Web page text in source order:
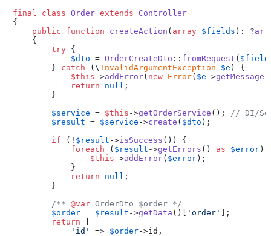
final
class Order extends
Controller
{
public
function createAction ( array $fields ): ?
{
try {
$dto = OrderCreateDto :: fromRequest (
        }
catch (\ InvalidArgumentException $e ) {
$this ->addError( new Error( $e ->getMessage
return
null ;
        }
$service = $this ->getOrderService ();
// DI/
$result = $service ->create ( $dto );
if (! $result ->isSuccess ()) {
foreach ( $result ->getErrors () as $error)
$this ->addError( $error);
            }
return
null ;
        }
/** @var OrderDto $order */
$order = $result ->getData ()[ 'order' ];
return [
'id'
=> $order->id,